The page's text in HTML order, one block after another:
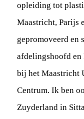
opleiding tot
Maastricht, Parijs
gepromoveerd en
afdelingshoofd en
bij het Maastricht
Centrum. Ik ben
Zuyderland in